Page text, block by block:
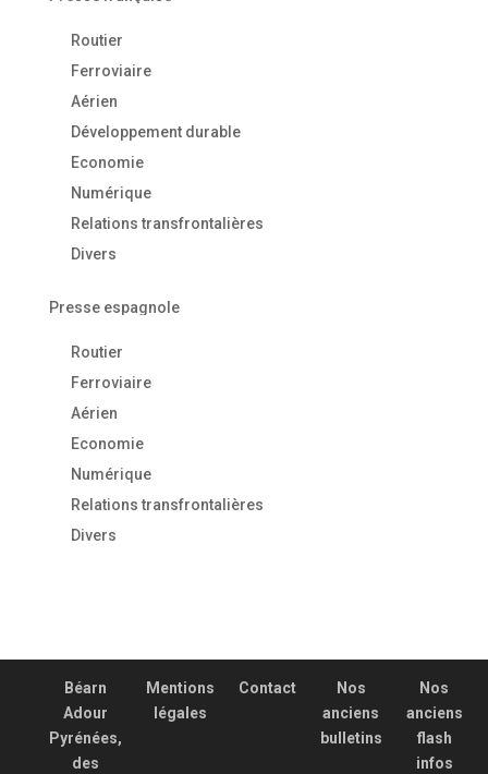
Routier
Ferroviaire
Aérien
Développement durable
Economie
Numérique
Relations transfrontalières
Divers
Presse espagnole
Routier
Ferroviaire
Aérien
Economie
Numérique
Relations transfrontalières
Divers
Béarn
Adour
Pyrénées,
des
Mentions
légales
Contact
Nos
anciens
bulletins
Nos
anciens
flash
infos